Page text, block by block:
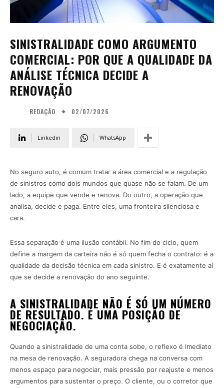
SINISTRALIDADE COMO ARGUMENTO
COMERCIAL: POR QUE A QUALIDADE DA
ANÁLISE TÉCNICA DECIDE A
RENOVAÇÃO
REDAÇÃO 02/07/2026
Linkedin WhatsApp
No seguro auto, é comum tratar a área comercial e a regulação
de sinistros como dois mundos que quase não se falam. De um
lado, a equipe que vende e renova. Do outro, a operação que
analisa, decide e paga. Entre eles, uma fronteira silenciosa e
cara.
Essa separação é uma ilusão contábil. No fim do ciclo, quem
define a margem da carteira não é só quem fecha o contrato: é a
qualidade da decisão técnica em cada sinistro. E é exatamente aí
que se decide a renovação do ano seguinte.
A SINISTRALIDADE NÃO É SÓ UM NÚMERO
DE RESULTADO. É UMA POSIÇÃO DE
NEGOCIAÇÃO.
Quando a sinistralidade de uma conta sobe, o reflexo é imediato
na mesa de renovação. A seguradora chega na conversa com
menos espaço para negociar, mais pressão por reajuste e menos
argumentos para sustentar o preço. O cliente, ou o corretor que